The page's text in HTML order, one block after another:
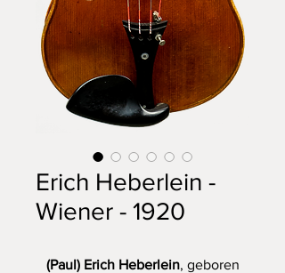
Erich Heberlein -
Wiener - 1920
(Paul) Erich Heberlein, geboren